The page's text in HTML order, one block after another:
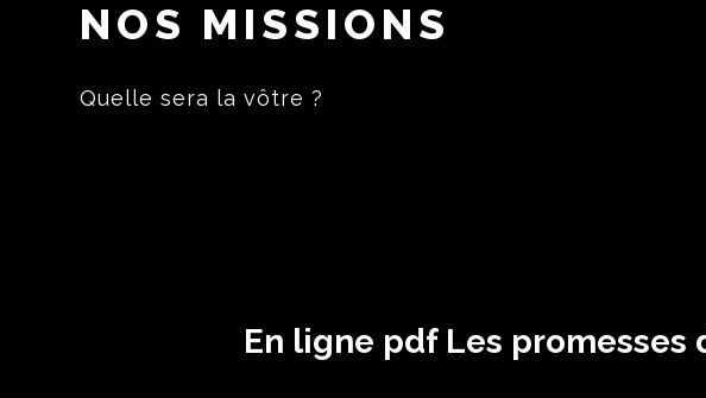
NOS MISSIONS
Quelle sera la vôtre ?
En ligne pdf Les promesses